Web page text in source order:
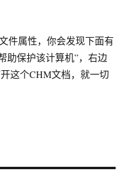
件属性，你会发现下面有
助保护该计算机”，右边
这个CHM文档，就一切